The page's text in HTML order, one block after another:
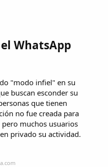
WhatsApp
"modo infiel" en su
buscan esconder su
que tienen
no fue creada para
muchos usuarios
privado su actividad.